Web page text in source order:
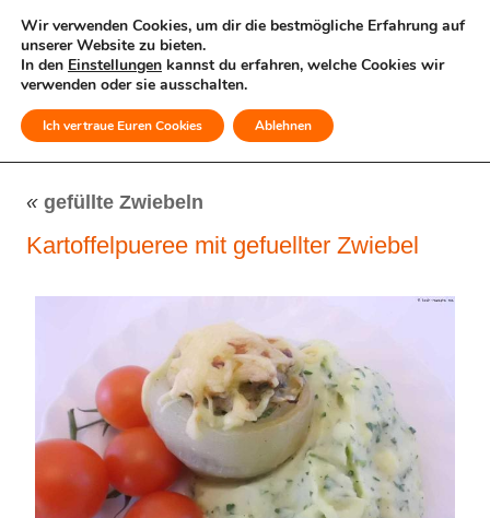
MENÜ
« gefüllte Zwiebeln
Kartoffelpueree mit gefuellter Zwiebel
Wir verwenden Cookies, um dir die bestmögliche Erfahrung auf
unserer Website zu bieten.
In den Einstellungen kannst du erfahren, welche Cookies wir
verwenden oder sie ausschalten.
Ich vertraue Euren Cookies Ablehnen